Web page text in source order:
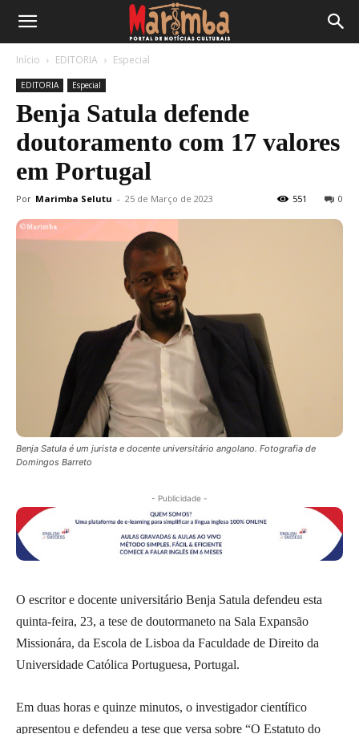
Início EDITORIA Especial
EDITORIA Especial
Benja Satula defende
doutoramento com 17 valores
em Portugal
Por Marimba Selutu - 25 de Março de 2023 0
551
Benja Satula é um jurista e docente universitário angolano. Fotografia de
Domingos Barreto
- Publicidade -
O escritor e docente universitário Benja Satula defendeu esta
quinta-feira, 23, a tese de doutormaneto na Sala Expansão
Missionára, da Escola de Lisboa da Faculdade de Direito da
Universidade Católica Portuguesa, Portugal.
Em duas horas e quinze minutos, o investigador científico
apresentou e defendeu a tese que versa sobre “O Estatuto do